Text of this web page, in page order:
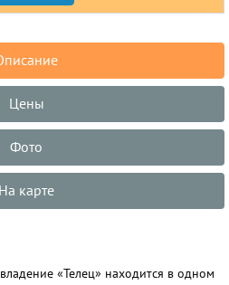
Цены
Фото
На карте
«Телец» находится в одном